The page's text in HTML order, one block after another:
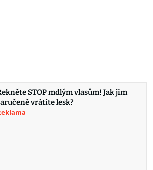
STOP mdlým vlasům! Jak jim
vrátíte lesk?